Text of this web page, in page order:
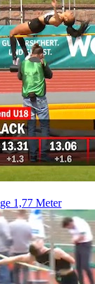
1,77 Meter